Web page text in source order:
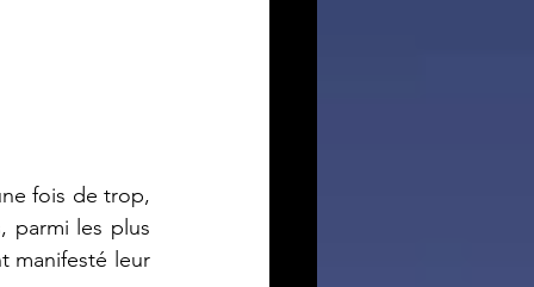
fois de trop,
parmi les plus
manifesté leur